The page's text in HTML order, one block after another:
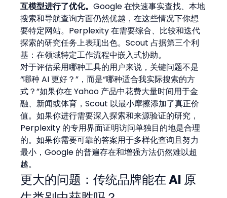
互模型进行了优化。Google 在快速事实查找、本地
搜索和导航查询方面仍然优越，在这些情况下你想
要特定网站。Perplexity 在需要综合、比较和迭代
探索的研究任务上表现出色。Scout 占据第三个利
基：在领域特定工作流程中嵌入式协助。
对于评估采用哪种工具的用户来说，关键问题不是
“哪种 AI 更好？”，而是“哪种适合我实际搜索的方
式？”如果你在 Yahoo 产品中花费大量时间用于金
融、新闻或体育，Scout 以最小摩擦添加了真正价
值。如果你进行需要深入探索和来源验证的研究，
Perplexity 的专用界面证明访问单独目的地是合理
的。如果你需要可靠的答案用于多样化查询且努力
最小，Google 的普遍存在和增强方法仍然难以超
越。
更大的问题：传统品牌能在 AI 原